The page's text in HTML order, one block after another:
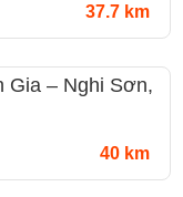
37.7 km
Gia – Nghi Sơn,
40 km